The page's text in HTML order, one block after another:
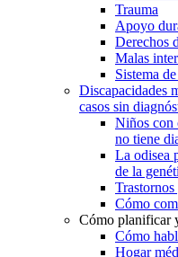
Trauma
Apoyo
Derechos
Malas
Sistema
Discapacidades
casos sin
Niños con
no tiene
La odisea
de la
Cómo
Cómo planificar
Cómo
Hogar